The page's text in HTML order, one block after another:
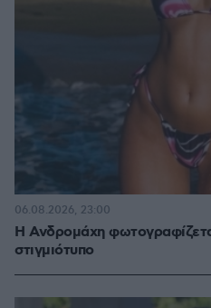
Η Ανδρομάχη
στιγμιότυπο
06.08.2026, 23:00